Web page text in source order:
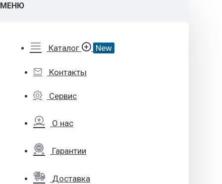
МЕНЮ
Каталог New
Контакты
Сервис
О нас
Гарантии
Доставка